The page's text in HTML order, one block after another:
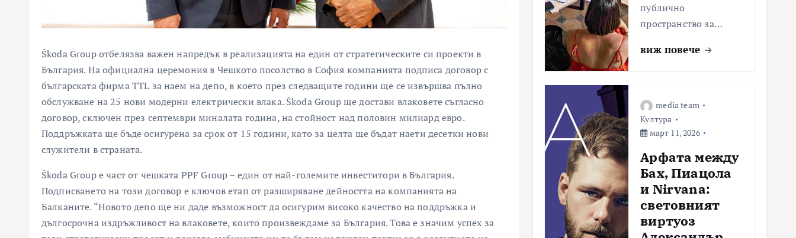
Škoda Group отбелязва важен напредък в реализацията на един от стратегическите си проекти в
България. На официална церемония в Чешкото посолство в София компанията подписа договор с
българската фирма TTL за наем на депо, в което през следващите години ще се извършва пълно
обслужване на 25 нови модерни електрически влака. Škoda Group ще достави влаковете съгласно
договор, сключен през септември миналата година, на стойност над половин милиард евро.
Поддръжката ще бъде осигурена за срок от 15 години, като за целта ще бъдат наети десетки нови
служители в страната.
Škoda Group е част от чешката PPF Group – един от най-големите инвеститори в България.
Подписването на този договор е ключов етап от разширяване дейността на компанията на
Балканите. “Новото депо ще ни даде възможност да осигурим високо качество на поддръжка и
дългосрочна издръжливост на влаковете, които произвеждаме за България. Това е значим успех за
публично
пространство за…
виж повече
media team
Култура
март 11, 2026
Арфата между
Бах, Пиацола
и Nirvana:
световният
виртуоз